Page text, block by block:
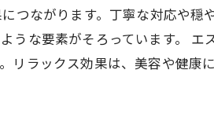
つながります。丁寧な対応や
な要素がそろっています。
リラックス効果は、美容や健康